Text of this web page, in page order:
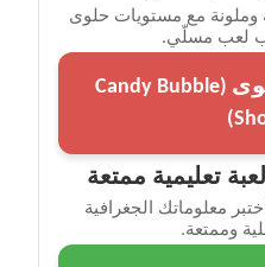
وملونة مع مستويات حلوى
لعب مسلّي.
لعبة فقاعات الحلوى (Candy Bubble
تعليمية ممتعة
معلوماتك الجغرافية
وممتعة.